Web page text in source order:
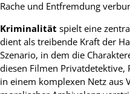
Rache und Entfremdung
Kriminalität spielt eine
dient als treibende Kraft der
Szenario, in dem die
diesen Filmen Privatdetektive,
in einem komplexen Netz aus